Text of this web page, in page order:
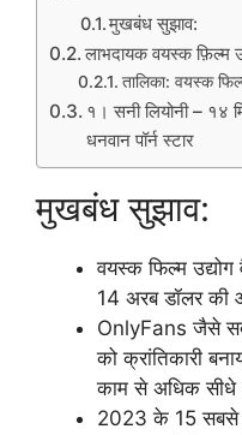
मुखबंध सुझाव:
लाभदायक वयस्क फ़िल्म
तालिका: वयस्क
१। सनी लियोनी – १४
धनवान पॉर्न स्टार
मुखबंध सुझाव:
वयस्क फिल्म
14 अरब डॉलर की
OnlyFans जैसे
को क्रांतिकारी
काम से अधिक सीधे
2023 के 15 सबसे